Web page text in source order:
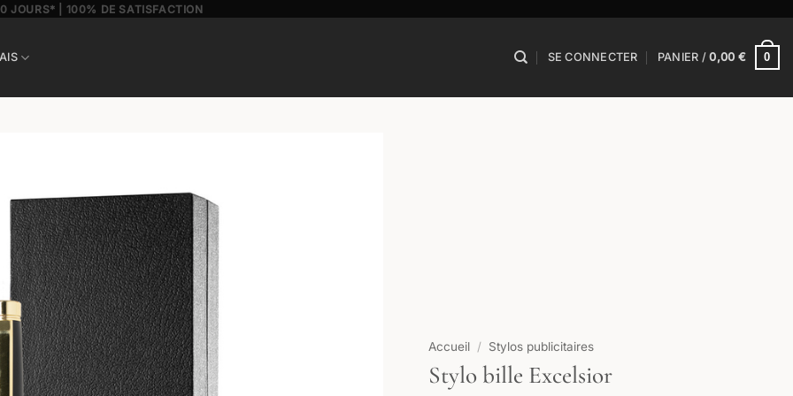
JOURS* | 100% DE SATISFACTION
SE CONNECTER PANIER /0,00 € 0
Accueil / Stylos publicitaires
Stylo bille Excelsior